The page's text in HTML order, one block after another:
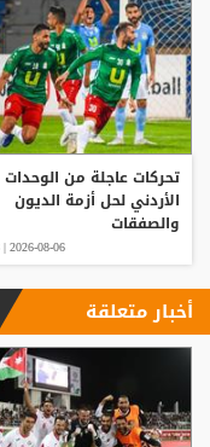
تحركات عاجلة من الوحدات
الأردني لحل أزمة الديون
والصفقات
2026-08-06 | 02:28 م
أخبار متعلقة